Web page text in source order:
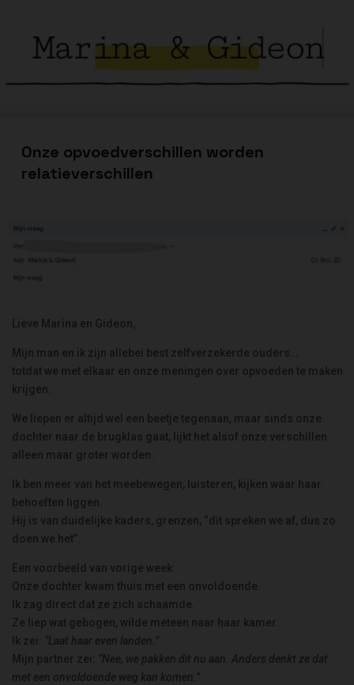
Onze opvoedverschillen worden
relatieverschillen
Lieve Marina en Gideon,
Mijn man en ik zijn allebei best zelfverzekerde ouders…
totdat we met elkaar en onze meningen over opvoeden te maken
krijgen.
We liepen er altijd wel een beetje tegenaan, maar sinds onze
dochter naar de brugklas gaat, lijkt het alsof onze verschillen
alleen maar groter worden.
Ik ben meer van het meebewegen, luisteren, kijken waar haar
behoeften liggen.
Hij is van duidelijke kaders, grenzen, “dit spreken we af, dus zo
doen we het”.
Een voorbeeld van vorige week:
Onze dochter kwam thuis met een onvoldoende.
Ik zag direct dat ze zich schaamde.
Ze liep wat gebogen, wilde meteen naar haar kamer.
Ik zei:
“Laat haar even landen.”
Mijn partner zei:
“Nee, we pakken dit nu aan. Anders denkt ze dat
met een onvoldoende weg kan komen.”